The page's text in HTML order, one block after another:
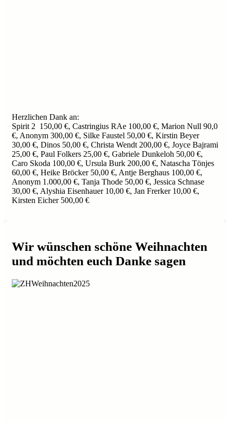
Herzlichen Dank an:
Spirit 2 150,00 €, Castringius RAe 100,00 €, Marion Null 90,0
€, Anonym 300,00 €, Silke Faustel 50,00 €, Kirstin Beyer
30,00 €, Dinos 50,00 €, Christa Wendt 200,00 €, Joyce Bajrami
25,00 €, Paul Folkers 25,00 €, Gabriele Dunkeloh 50,00 €,
Caro Skoda 100,00 €, Ursula Burk 200,00 €, Natascha Tönjes
60,00 €, Heike Bröcker 50,00 €, Antje Berghaus 100,00 €,
Anonym 1.000,00 €, Tanja Thode 50,00 €, Jessica Schnase
30,00 €, Alyshia Eisenhauer 10,00 €, Jan Frerker 10,00 €,
Kirsten Eicher 500,00 €
Wir wünschen schöne Weihnachten
und möchten euch Danke sagen